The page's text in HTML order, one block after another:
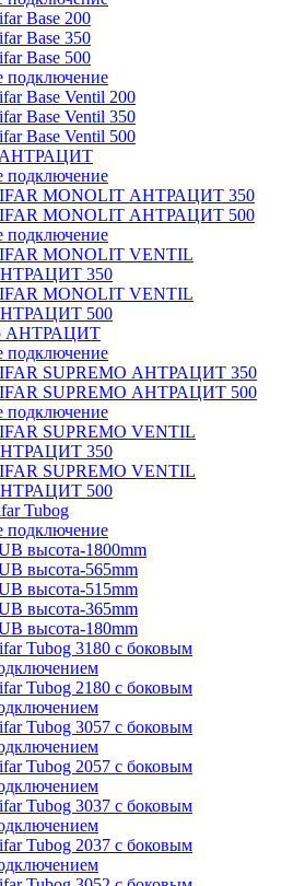
Base 200
Base 350
Base 500
подключение
Base Ventil 200
Base Ventil 350
Base Ventil 500
АНТРАЦИТ
подключение
MONOLIT АНТРАЦИТ 350
MONOLIT АНТРАЦИТ 500
подключение
MONOLIT VENTIL
350
MONOLIT VENTIL
500
АНТРАЦИТ
подключение
SUPREMO АНТРАЦИТ 350
SUPREMO АНТРАЦИТ 500
подключение
SUPREMO VENTIL
350
SUPREMO VENTIL
500
Tubog
подключение
высота-1800mm
высота-565mm
высота-515mm
высота-365mm
высота-180mm
Tubog 3180 с боковым
Tubog 2180 с боковым
Tubog 3057 с боковым
Tubog 2057 с боковым
Tubog 3037 с боковым
Tubog 2037 с боковым